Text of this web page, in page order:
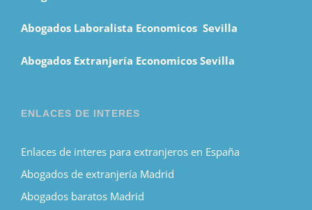
Abogados Laboralista Economicos Sevilla
Abogados Extranjería Economicos Sevilla
ENLACES DE INTERES
Enlaces de interes para extranjeros en España
Abogados de extranjería Madrid
Abogados baratos Madrid